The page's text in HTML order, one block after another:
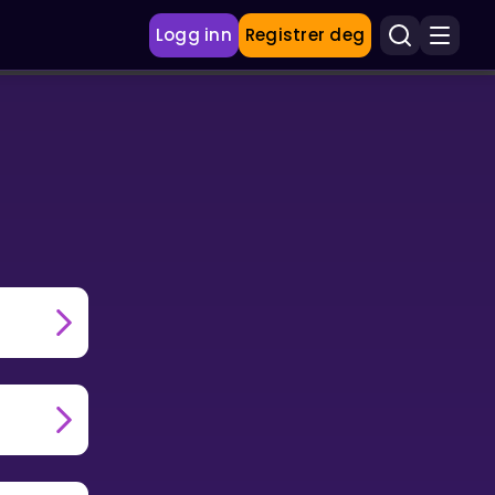
Logg inn Registrer deg